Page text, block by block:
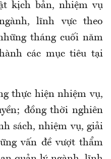
kịch bản, nhiệm vụ
lĩnh vực theo
tháng cuối năm
các mục tiêu tại
thực hiện nhiệm vụ,
đồng thời nghiên
sách, nhiệm vụ, giải
vấn đề vượt thẩm